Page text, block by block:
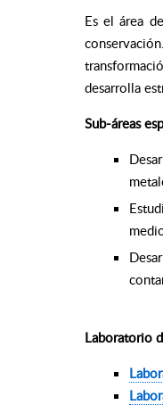
Es el área
desarrolla
Sub-áreas
Laboratorio